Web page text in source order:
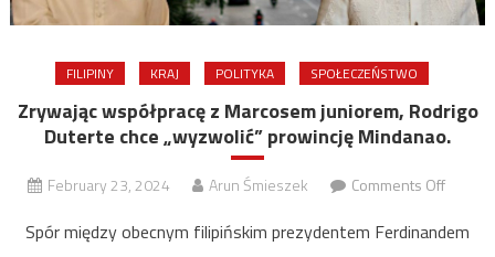
FILIPINY KRAJ POLITYKA SPOŁECZEŃSTWO
Zrywając współpracę z Marcosem juniorem, Rodrigo
Duterte chce „wyzwolić” prowincję Mindanao.
February 23, 2024 Arun Śmieszek Comments Offon
Spór między obecnym filipińskim prezydentem Ferdinandem